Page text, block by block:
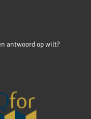
antwoord op wilt?